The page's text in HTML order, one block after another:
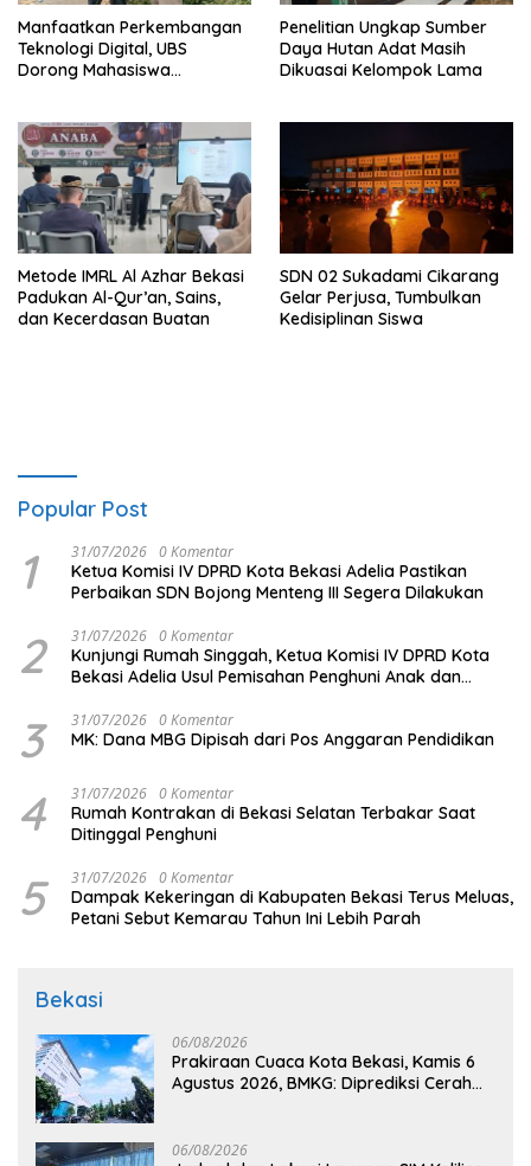
Manfaatkan Perkembangan
Teknologi Digital, UBS
Dorong Mahasiswa
Penelitian Ungkap Sumber
Daya Hutan Adat Masih
Dikuasai Kelompok Lama
Metode IMRL Al Azhar Bekasi
Padukan Al-Qur’an, Sains,
dan Kecerdasan Buatan
SDN 02 Sukadami Cikarang
Gelar Perjusa, Tumbulkan
Kedisiplinan Siswa
Popular Post
1 31/07/2026 0 Komentar
Ketua Komisi IV DPRD Kota Bekasi Adelia Pastikan
Perbaikan SDN Bojong Menteng III Segera Dilakukan
2 31/07/2026 0 Komentar
Kunjungi Rumah Singgah, Ketua Komisi IV DPRD Kota
Bekasi Adelia Usul Pemisahan Penghuni Anak dan
3 31/07/2026 0 Komentar
MK: Dana MBG Dipisah dari Pos Anggaran Pendidikan
4 31/07/2026 0 Komentar
Rumah Kontrakan di Bekasi Selatan Terbakar Saat
Ditinggal Penghuni
5 31/07/2026 0 Komentar
Dampak Kekeringan di Kabupaten Bekasi Terus Meluas,
Petani Sebut Kemarau Tahun Ini Lebih Parah
Bekasi
06/08/2026
Prakiraan Cuaca Kota Bekasi, Kamis 6
Agustus 2026, BMKG: Diprediksi Cerah
06/08/2026